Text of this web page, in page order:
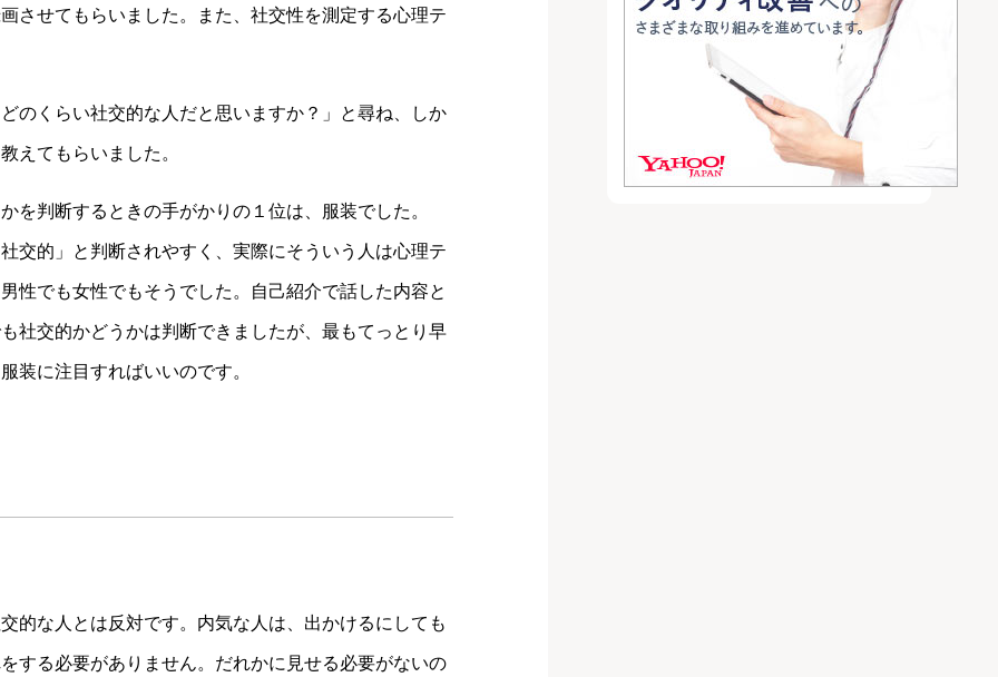
させてもらいました。また、社交性を測定する心理テ
のくらい社交的な人だと思いますか？」と尋ね、しか
えてもらいました。
を判断するときの手がかりの１位は、服装でした。
交的」と判断されやすく、実際にそういう人は心理テ
性でも女性でもそうでした。自己紹介で話した内容と
社交的かどうかは判断できましたが、最もてっとり早
装に注目すればいいのです。
的な人とは反対です。内気な人は、出かけるにしても
する必要がありません。だれかに見せる必要がないの